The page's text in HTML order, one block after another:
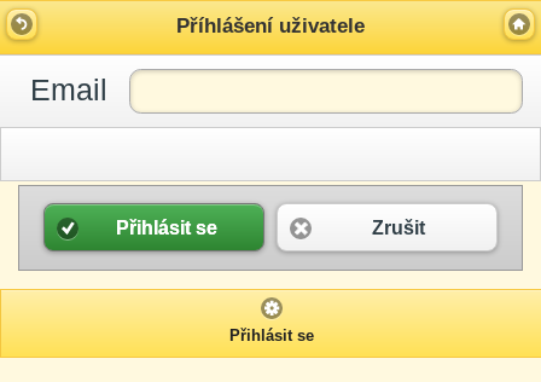
Příhlášení uživatele
Email
Přihlásit se Zrušit
Přihlásit se